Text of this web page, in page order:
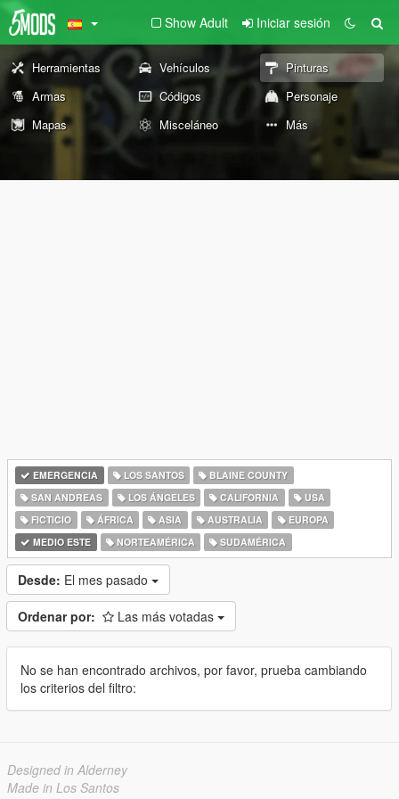
Show Adult Iniciar sesión
Herramientas Vehículos
Pinturas
Armas
Códigos
Personaje
Mapas
Misceláneo Más
EMERGENCIA LOS SANTOS
BLAINE COUNTY
SAN ANDREAS
LOS ÁNGELES CALIFORNIA
USA
FICTICIO
ÁFRICA ASIA AUSTRALIA
EUROPA
MEDIO ESTE
NORTEAMÉRICA SUDAMÉRICA
Desde: El mes pasado
Ordenar por: Las más votadas
No se han encontrado archivos, por favor, prueba cambiando
los criterios del filtro:
Designed in Alderney
Made in Los Santos